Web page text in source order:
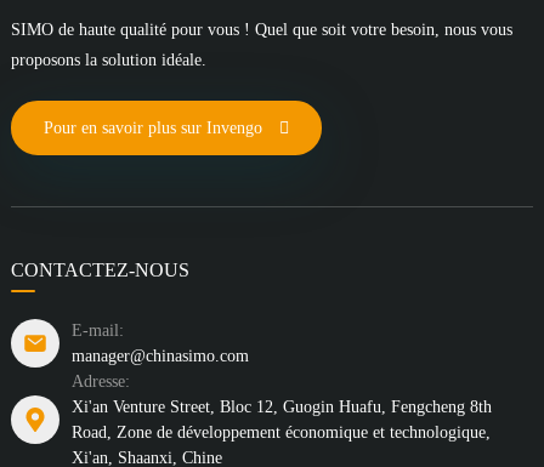
SIMO de haute qualité pour vous ! Quel que soit votre besoin, nous vous
proposons la solution idéale.
Pour en savoir plus sur Invengo
CONTACTEZ-NOUS
E-mail:
manager@chinasimo.com
Adresse:
Xi'an Venture Street, Bloc 12, Guogin Huafu, Fengcheng 8th
Road, Zone de développement économique et technologique,
Xi'an, Shaanxi, Chine